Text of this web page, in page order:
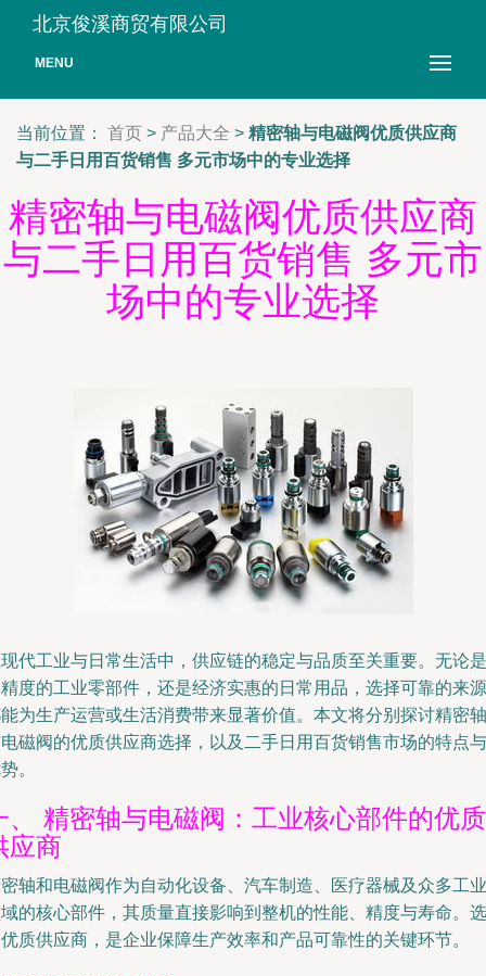
北京俊溪商贸有限公司
MENU
当前位置： 首页 > 产品大全 > 精密轴与电磁阀优质供应商
与二手日用百货销售 多元市场中的专业选择
精密轴与电磁阀优质供应商
与二手日用百货销售 多元市
场中的专业选择
代工业与日常生活中，供应链的稳定与品质至关重要。无论是
度的工业零部件，还是经济实惠的日常用品，选择可靠的来源
为生产运营或生活消费带来显著价值。本文将分别探讨精密轴
磁阀的优质供应商选择，以及二手日用百货销售市场的特点与
。
、 精密轴与电磁阀：工业核心部件的优质
应商
轴和电磁阀作为自动化设备、汽车制造、医疗器械及众多工业
的核心部件，其质量直接影响到整机的性能、精度与寿命。选
质供应商，是企业保障生产效率和产品可靠性的关键环节。